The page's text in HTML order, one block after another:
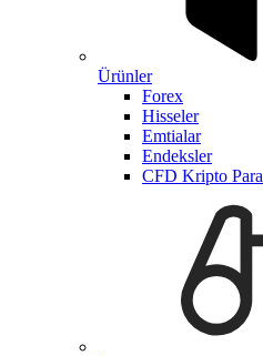
Ürünler
Forex
Hisseler
Emtialar
Endeksler
CFD Kripto Para